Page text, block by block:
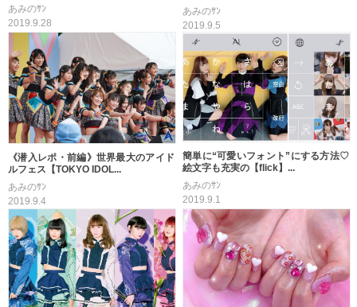
あみのｻﾝ
2019.9.28
あみのｻﾝ
2019.9.5
《潜入レポ・前編》世界最大のアイド
ルフェス【TOKYO IDOL...
あみのｻﾝ
2019.9.4
簡単に“可愛いフォント”にする方法♡
絵文字も充実の【flick】...
あみのｻﾝ
2019.9.1